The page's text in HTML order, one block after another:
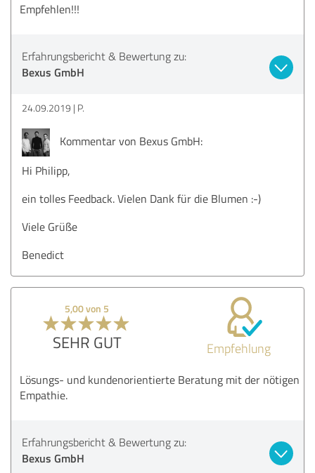
Empfehlen!!!
Erfahrungsbericht & Bewertung zu:
Bexus GmbH
24.09.2019 P.
Kommentar von Bexus GmbH:
Hi Philipp,
ein tolles Feedback. Vielen Dank für die Blumen :-)
Viele Grüße
Benedict
5,00 von 5
SEHR GUT Empfehlung
Lösungs- und kundenorientierte Beratung mit der nötigen
Empathie.
Erfahrungsbericht & Bewertung zu:
Bexus GmbH